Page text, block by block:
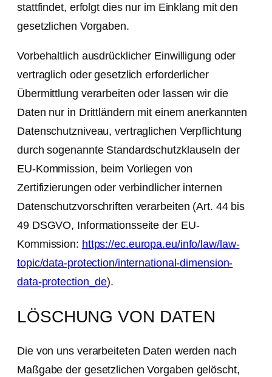
stattfindet, erfolgt dies nur im Einklang mit den
gesetzlichen Vorgaben.
Vorbehaltlich ausdrücklicher Einwilligung oder
vertraglich oder gesetzlich erforderlicher
Übermittlung verarbeiten oder lassen wir die
Daten nur in Drittländern mit einem anerkannten
Datenschutzniveau, vertraglichen Verpflichtung
durch sogenannte Standardschutzklauseln der
EU-Kommission, beim Vorliegen von
Zertifizierungen oder verbindlicher internen
Datenschutzvorschriften verarbeiten (Art. 44 bis
49 DSGVO, Informationsseite der EU-
Kommission: https://ec.europa.eu/info/law/law-
topic/data-protection/international-dimension-
data-protection_de).
LÖSCHUNG VON DATEN
Die von uns verarbeiteten Daten werden nach
Maßgabe der gesetzlichen Vorgaben gelöscht,